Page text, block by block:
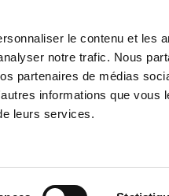
le contenu et les
notre trafic. Nous
partenaires de médias
informations que vous
leurs services.